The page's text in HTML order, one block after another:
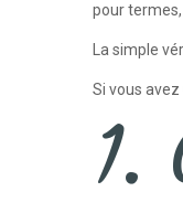
pour
La simple
Si vous
1.